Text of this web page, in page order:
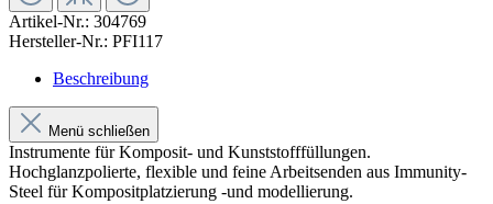
Artikel-Nr.: 304769
Hersteller-Nr.: PFI117
Beschreibung
Menü schließen
Instrumente für Komposit- und Kunststofffüllungen.
Hochglanzpolierte, flexible und feine Arbeitsenden aus Immunity-
Steel für Kompositplatzierung -und modellierung.